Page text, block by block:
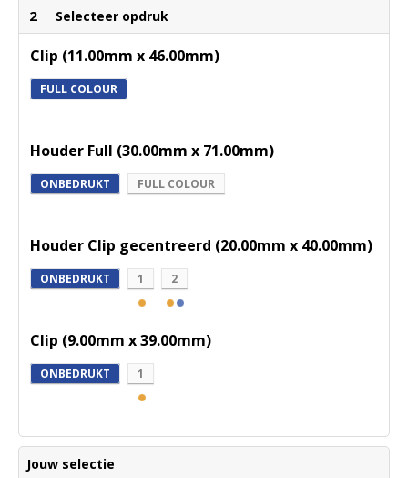
2 Selecteer opdruk
Clip (11.00mm x 46.00mm)
FULL COLOUR
Houder Full (30.00mm x 71.00mm)
ONBEDRUKT FULL COLOUR
Houder Clip gecentreerd (20.00mm x 40.00mm)
ONBEDRUKT 1 2
Clip (9.00mm x 39.00mm)
ONBEDRUKT 1
Jouw selectie